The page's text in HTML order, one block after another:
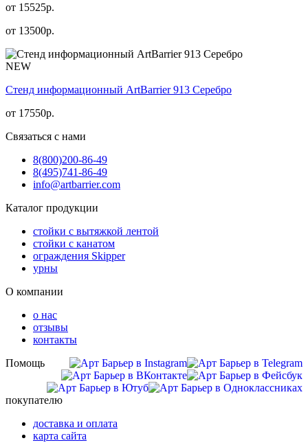
от 15525р.
от 13500р.
NEW
Стенд информационный АrtBarrier 913 Серебро
от 17550р.
Связаться с нами
8(800)200-86-49
8(495)741-86-49
info@artbarrier.com
Каталог продукции
стойки с вытяжкой лентой
стойки с канатом
ограждения Skipper
урны
О компании
о нас
отзывы
контакты
Помощь
покупателю
доставка и оплата
карта сайта